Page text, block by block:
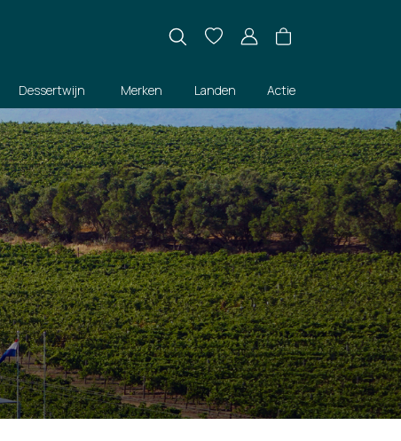
Dessertwijn Merken Landen Actie